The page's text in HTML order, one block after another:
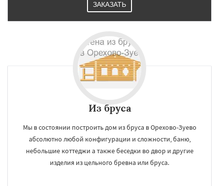
ЗАКАЗАТЬ
Из бруса
Мы в состоянии построить дом из бруса в Орехово-Зуево
абсолютно любой конфигурации и сложности, баню,
небольшие коттеджи а также беседки во двор и другие
изделия из цельного бревна или бруса.